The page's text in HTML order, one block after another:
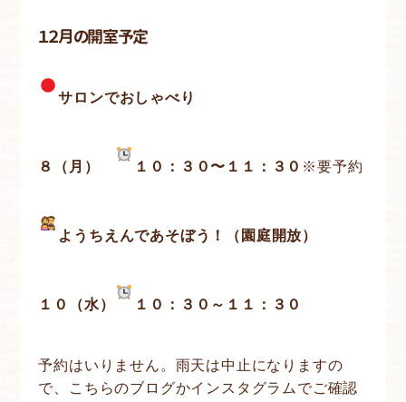
１２月の開室予定
サロンでおしゃべり
８（月） １０：３０〜１１：３０ ※要予約
ようちえんであそぼう！（園庭開放）
１０（水） １０：３０～１１：３０
予約はいりません。雨天は中止になりますの
で、こちらのブログかインスタグラムでご確認